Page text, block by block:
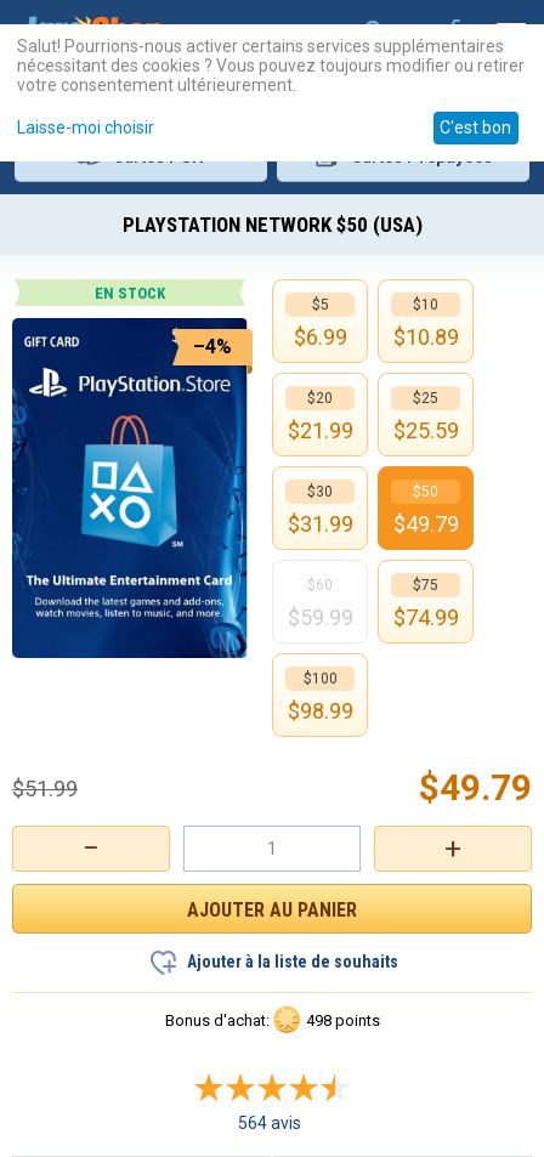
PLAYSTATION NETWORK $50 (USA)
EN STOCK
–4%
+
−
$49.79
$51.99
Ajouter à la liste de souhaits
Bonus d'achat: 498 points
564 avis
$5
$6.99
$10
$10.89
$20
$21.99
$25
$25.59
$30
$31.99
$50
$49.79
$60
$59.99
$75
$74.99
$100
$98.99
Salut! Pourrions-nous activer certains services supplémentaires
nécessitant des cookies ? Vous pouvez toujours modifier ou retirer
votre consentement ultérieurement.
Laisse-moi choisir C'est bon